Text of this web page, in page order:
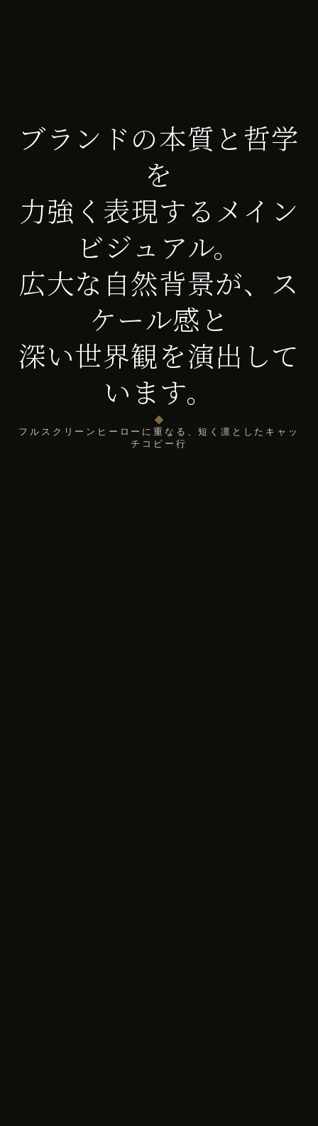
ブランドの本質と哲学
を
力強く表現するメイン
ビジュアル。
広大な自然背景が、ス
ケール感と
深い世界観を演出して
います。
フルスクリーンヒーローに重なる、短く凛としたキャッ
チコピー行